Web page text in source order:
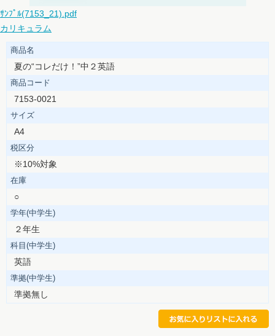
ｻﾝﾌﾟﾙ(7153_21).pdf
カリキュラム
商品名
夏の“コレだけ！”中２英語
商品コード
7153-0021
サイズ
A4
税区分
※10%対象
在庫
○
学年(中学生)
２年生
科目(中学生)
英語
準拠(中学生)
準拠無し